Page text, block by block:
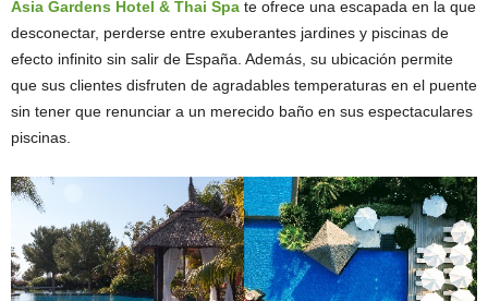
Asia Gardens Hotel & Thai Spa te ofrece una escapada en la que
desconectar, perderse entre exuberantes jardines y piscinas de
efecto infinito sin salir de España. Además, su ubicación permite
que sus clientes disfruten de agradables temperaturas en el puente
sin tener que renunciar a un merecido baño en sus espectaculares
piscinas.